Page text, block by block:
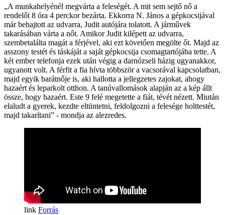
„A munkahelyénél megvárta a feleségét. A mit sem sejtő nő a
rendelőt 8 óra 4 perckor bezárta. Ekkorra N. János a gépkocsijával
már behajtott az udvarra, Judit autójára tolatott. A járművek
takarásában várta a nőt. Amikor Judit kilépett az udvarra,
szembetalálta magát a férjével, aki ezt követően megölte őt. Majd az
asszony testét és táskáját a saját gépkocsija csomagtartójába tette. A
két ember telefonja ezek után végig a darnózseli házig ugyanakkor,
ugyanott volt. A férfit a fia hívta többször a vacsorával kapcsolatban,
majd egyik barátnője is, aki hallotta a jellegzetes zajokat, ahogy
hazaért és leparkolt otthon. A tanúvallomások alapján az a kép állt
össze, hogy hazaért. Este 9 felé megetette a fiát, tévét nézett. Miután
elaludt a gyerek, kezdte eltüntetni, feldolgozni a felesége holttestét,
majd takarítani” - mondja az alezredes.
Forrás